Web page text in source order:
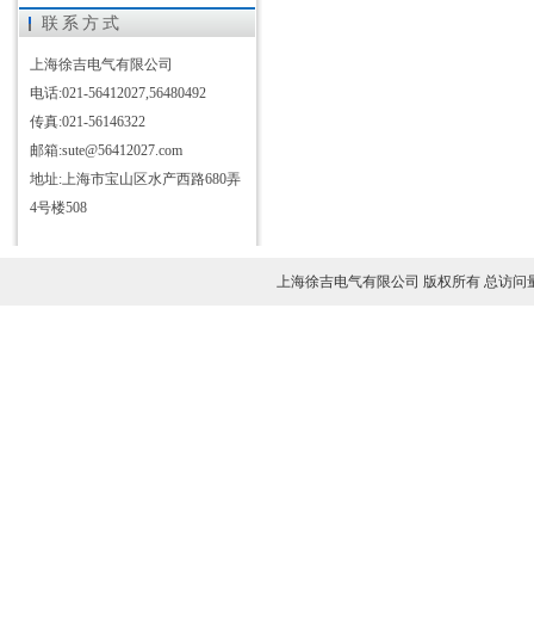
数显振动变送器
精密诊断仪
振动测量仪
BT2000智能轴承测试仪
便携式动平衡测量仪
联系方式
上海徐吉电气有限公司
电话:021-56412027,56480492
传真:021-56146322
邮箱:sute@56412027.com
地址:上海市宝山区水产西路680弄
4号楼508
上海徐吉电气有限公司 版权所有 总访问